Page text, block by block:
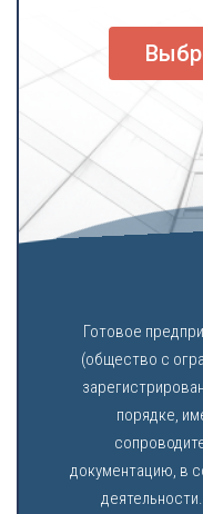
Готовое
(общество с
порядке,
документацию, в